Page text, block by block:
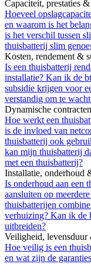
Capaciteit, prestaties
Hoeveel
en waarom is het
is het verschil tussen
thuisbatterij slim
Kosten, rendement &
Is een thuisbatterij
installatie? Kan ik de
subsidie krijgen voor
verstandig om te
Dynamische
Hoe werkt een
is de invloed van
thuisbatterij ook
kan mijn thuisbatterij
met een thuisbatterij?
Installatie, onderhoud
Is onderhoud aan een
aansluiten op
thuisbatterijen
verhuizing? Kan ik de
uitbreiden?
Veiligheid, levensduur
Hoe veilig is een
en wat zijn de